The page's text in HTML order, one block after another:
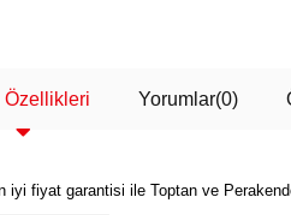
Özellikleri Yorumlar(0)
iyi fiyat garantisi ile Toptan ve